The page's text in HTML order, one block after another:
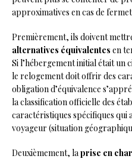
approximatives en cas de
Premièrement, ils doivent
alternatives équivalentes en
Si l’hébergement initial était un
le relogement doit offrir des
obligation d’équivalence
la classification officielle des
caractéristiques spécifiques qui
voyageur (situation
Deuxièmement, la prise en